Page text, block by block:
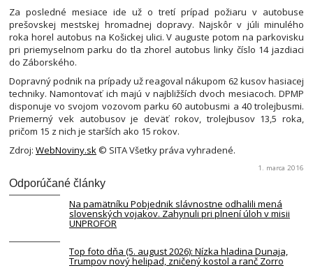
Za posledné mesiace ide už o tretí prípad požiaru v autobuse
prešovskej mestskej hromadnej dopravy. Najskôr v júli minulého
roka horel autobus na Košickej ulici. V auguste potom na parkovisku
pri priemyselnom parku do tla zhorel autobus linky číslo 14 jazdiaci
do Záborského.
Dopravný podnik na prípady už reagoval nákupom 62 kusov hasiacej
techniky. Namontovať ich majú v najbližších dvoch mesiacoch. DPMP
disponuje vo svojom vozovom parku 60 autobusmi a 40 trolejbusmi.
Priemerný vek autobusov je deväť rokov, trolejbusov 13,5 roka,
pričom 15 z nich je starších ako 15 rokov.
Zdroj: WebNoviny.sk © SITA Všetky práva vyhradené.
1. marca 2016
Odporúčané články
Na pamätníku Pobjednik slávnostne odhalili mená
slovenských vojakov. Zahynuli pri plnení úloh v misii
UNPROFOR
Top foto dňa (5. august 2026): Nízka hladina Dunaja,
Trumpov nový helipad, zničený kostol a ranč Zorro